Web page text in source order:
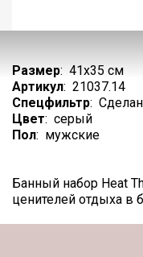
Размер: 41х35 см
Артикул: 21037.14
Спецфильтр:
Цвет: серый
Пол: мужские
Банный набор Heat
ценителей отдыха в